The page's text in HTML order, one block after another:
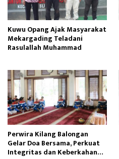
Kuwu Opang Ajak Masyarakat
Mekargading Teladani
Rasulallah Muhammad
Perwira Kilang Balongan
Gelar Doa Bersama, Perkuat
Integritas dan Keberkahan